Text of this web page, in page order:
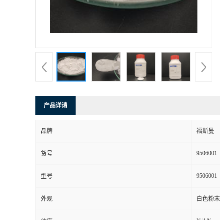
产品详请
品牌 福斯曼
货号 9506001
型号 9506001
外观 白色粉末